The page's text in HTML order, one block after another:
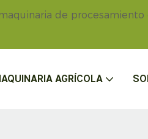
de
AGRÍCOLA